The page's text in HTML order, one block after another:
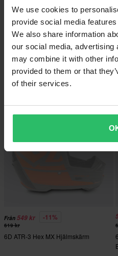
We use cookies to
provide social media
We also share information
our social media, advertising
may combine it with other
provided to them or that
of their services.
9 999 kr
6D ATR-3 Crosshjälm Solid FIM
Glanssvart
Från 549 kr -11%
619 kr
6D ATR-3 Hex MX Hjälmskärm